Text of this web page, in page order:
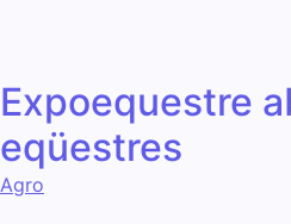
Expoequestre
eqüestres
Agro